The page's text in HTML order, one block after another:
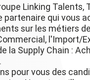
Linking Talents,
partenaire qui vous
sur les métiers de
l'Import/
la Supply Chain :
pour vous des